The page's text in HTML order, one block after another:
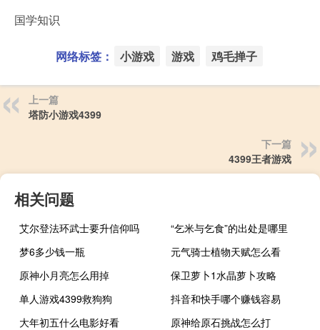
国学知识
网络标签： 小游戏 游戏 鸡毛掸子
上一篇
塔防小游戏4399
下一篇
4399王者游戏
相关问题
艾尔登法环武士要升信仰吗
“乞米与乞食”的出处是哪里
梦6多少钱一瓶
元气骑士植物天赋怎么看
原神小月亮怎么用掉
保卫萝卜1水晶萝卜攻略
单人游戏4399救狗狗
抖音和快手哪个赚钱容易
大年初五什么电影好看
原神给原石挑战怎么打